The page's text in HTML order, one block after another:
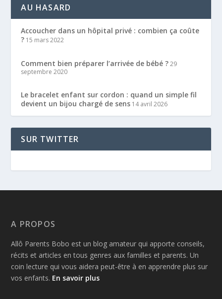
AU HASARD
Accoucher dans un hôpital privé : combien ça coûte
? 15 mars 2022
Comment bien préparer l’arrivée de bébé ?29
septembre 2020
Le bracelet enfant sur cordon : quand un simple fil
devient un bijou chargé de sens 14 avril 2026
SUR TWITTER
A PROPOS
Allô Parents Bobo est un blog amateur qui apporte conseils,
récits et articles en tous genres aux familles et parents. Un
coin lecture qui vous aidera peut-être à en apprendre plus sur
vos enfants. En savoir plus